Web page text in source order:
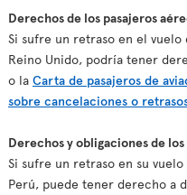
Derechos de los pasajeros
Si sufre un retraso en el vuelo
Reino Unido, podría tener
o la Carta de pasajeros de
sobre cancelaciones o
Derechos y obligaciones de
Si sufre un retraso en su
Perú, puede tener derecho a